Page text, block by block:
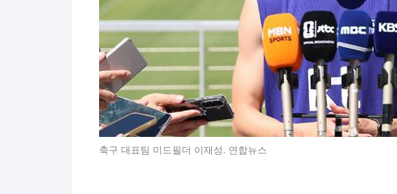
축구 대표팀 미드필더 이재성. 연합뉴스